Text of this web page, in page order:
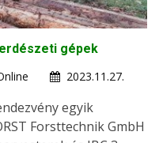
gépek
2023.11.27.
egyik
Forsttechnik GmbH